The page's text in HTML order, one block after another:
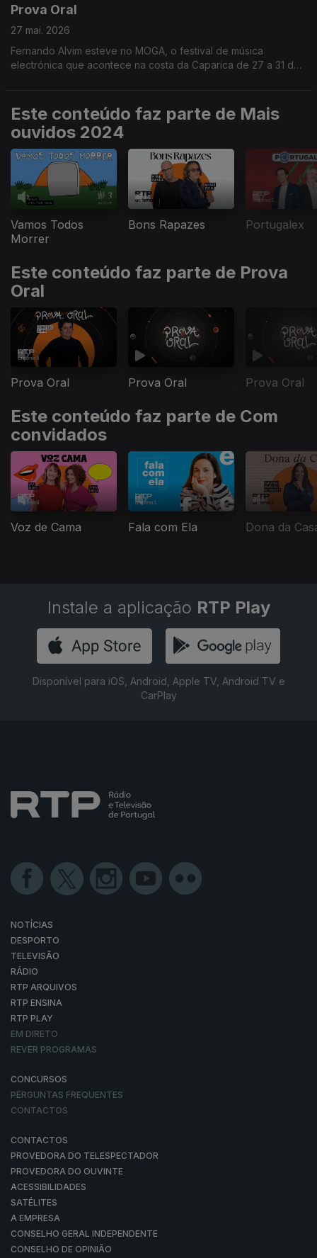
Prova Oral
27 mai. 2026
Fernando Alvim esteve no MOGA, o festival de música
electrónica que acontece na costa da Caparica de 27 a 31 de
Este conteúdo faz parte de Mais
ouvidos 2024
Vamos Todos
Morrer
Bons Rapazes Portugalex
Este conteúdo faz parte de Prova
Oral
Prova Oral Prova Oral Prova Oral
Este conteúdo faz parte de Com
convidados
Voz de Cama Fala com Ela Dona da
Instale a aplicação RTP Play
Disponível para iOS, Android, Apple TV, Android TV e
CarPlay
NOTÍCIAS
DESPORTO
TELEVISÃO
RÁDIO
RTP ARQUIVOS
RTP ENSINA
RTP PLAY
EM DIRETO
REVER PROGRAMAS
CONCURSOS
PERGUNTAS FREQUENTES
CONTACTOS
CONTACTOS
PROVEDORA DO TELESPECTADOR
PROVEDORA DO OUVINTE
ACESSIBILIDADES
SATÉLITES
A EMPRESA
CONSELHO GERAL INDEPENDENTE
CONSELHO DE OPINIÃO